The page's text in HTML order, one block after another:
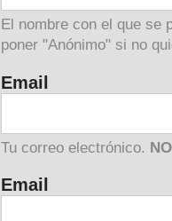
El nombre con el que se
poner "Anónimo" si no
Email
Tu correo electrónico.
Email